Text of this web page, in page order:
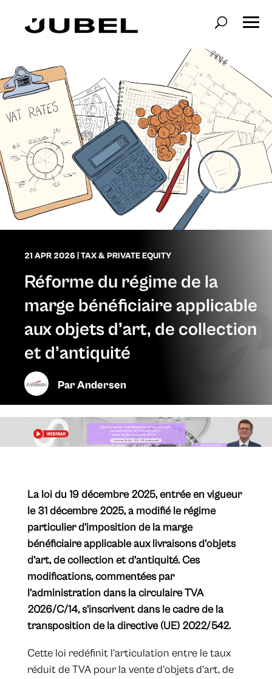
21 APR 2026 TAX & PRIVATE EQUITY
Réforme du régime de la
marge bénéficiaire applicable
aux objets d’art, de collection
et d’antiquité
ParAndersen
​La loi du 19 décembre 2025, entrée en vigueur
le 31 décembre 2025, a modifié le régime
particulier d’imposition de la marge
bénéficiaire applicable aux livraisons d’objets
d’art, de collection et d’antiquité. Ces
modifications, commentées par
l’administration dans la circulaire TVA
2026/C/14, s’inscrivent dans le cadre de la
transposition de la directive (UE) 2022/542.
​Cette loi redéfinit l’articulation entre le taux
réduit de TVA pour la vente d’objets d’art, de